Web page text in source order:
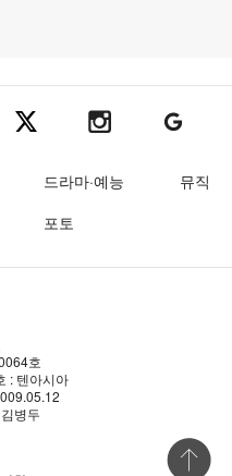
페이스북
텐아시아 엑스텐아시아 인스타그램
텐아시아
드라마·예능
뮤직
포토
호
: 텐아시아
병두
상단 바로